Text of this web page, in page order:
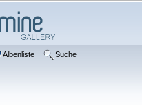
Albenliste Suche